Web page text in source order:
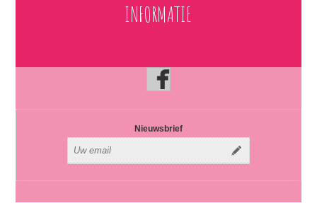
INFORMATIE
Nieuwsbrief